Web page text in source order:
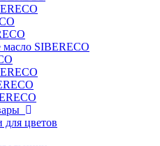
масло SIBERECO
цветов